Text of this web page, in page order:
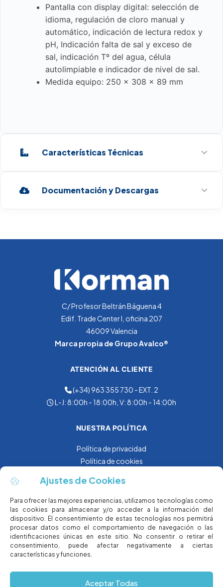
Ajustes de Cookies
Para ofrecer las mejores experiencias, utilizamos tecnologías como
las cookies para almacenar y/o acceder a la información del
dispositivo. El consentimiento de estas tecnologías nos permitirá
procesar datos como el comportamiento de navegación o las
identificaciones únicas en este sitio. No consentir o retirar el
consentimiento, puede afectar negativamente a ciertas
características y funciones.
Aceptar Todas
Pantalla con display digital: selección de
idioma, regulación de cloro manual y
automático, indicación de lectura redox y
pH, Indicación falta de sal y exceso de
sal, indicación Tº del agua, célula
autolimpiable e indicador de nivel de sal.
Medida equipo: 250 x 308 x 89 mm
Características Técnicas
SALINIDAD (GR./L.)
230VAC - 50/60HZ
CONSUMO (A)
Documentación y Descargas
C/ Profesor Beltrán Báguena 4
Edif. Trade Center I, oficina 207
46009 Valencia
Marca propia de Grupo Avalco®
ATENCIÓN AL CLIENTE
(+34) 963 355 730 - EXT. 2
L-J: 8:00h - 18:00h, V: 8:00h - 14:00h
NUESTRA POLÍTICA
Política de privacidad
Política de cookies
SÍGUENOS EN